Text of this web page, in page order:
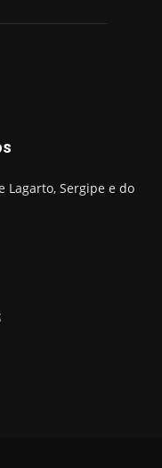
Lagarto, Sergipe e do